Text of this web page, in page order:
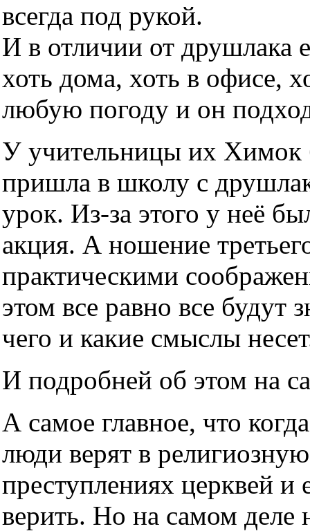
всегда под рукой.
И в отличии от друшлака
хоть дома, хоть в офисе,
любую погоду и он
У учительницы их Химок
пришла в школу с
урок. Из-за этого у неё
акция. А ношение
практическими
этом все равно все будут
чего и какие смыслы
И подробней об этом на
А самое главное, что
люди верят в
преступлениях церквей и
верить. Но на самом деле